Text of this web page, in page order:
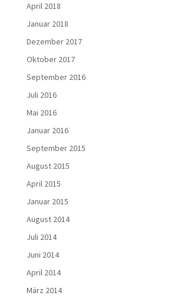
April 2018
Januar 2018
Dezember 2017
Oktober 2017
September 2016
Juli 2016
Mai 2016
Januar 2016
September 2015
August 2015
April 2015
Januar 2015
August 2014
Juli 2014
Juni 2014
April 2014
März 2014